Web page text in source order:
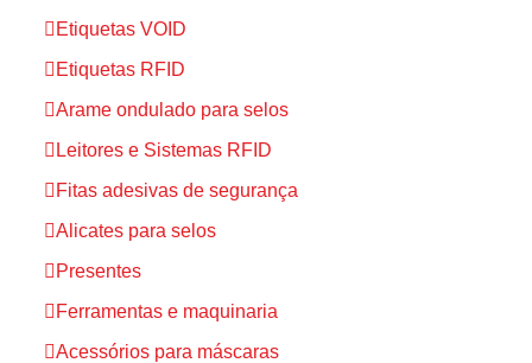
Etiquetas VOID
Etiquetas RFID
Arame ondulado para selos
Leitores e Sistemas RFID
Fitas adesivas de segurança
Alicates para selos
Presentes
Ferramentas e maquinaria
Acessórios para máscaras